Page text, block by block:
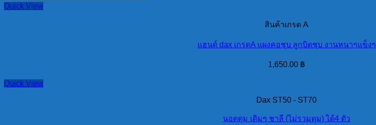
Quick View
สินค้าเกรด A
แฮนด์ dax เกรดA แผงคอชุบ ลูกบิดชุบ งานหนาๆแข็งๆ
1,650.00 ฿
Quick View
Dax ST50 - ST70
นอตดุม เดิมๆ ชาลี (ไม่รวมดุม) ได้4 ตัว